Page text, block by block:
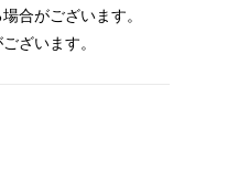
合がございます。
ざいます。